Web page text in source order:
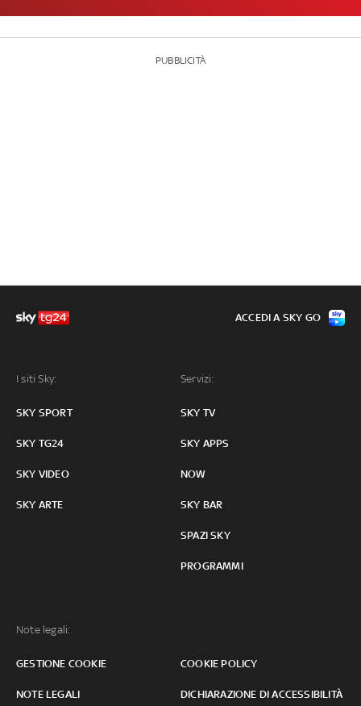
PUBBLICITÀ
I siti Sky:
SKY SPORT
SKY TG24
SKY VIDEO
SKY ARTE
Servizi:
SKY TV
SKY APPS
NOW
SKY BAR
SPAZI SKY
PROGRAMMI
Note legali:
GESTIONE COOKIE COOKIE POLICY
NOTE LEGALI DICHIARAZIONE DI ACCESSIBILITÀ
ACCEDI A SKY GO